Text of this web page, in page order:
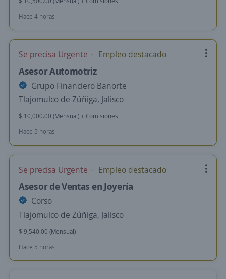
Hace 4 horas
Se precisa Urgente Empleo destacado
Asesor Automotriz
Grupo Financiero Banorte
Tlajomulco de Zúñiga, Jalisco
$ 10,000.00 (Mensual) + Comisiones
Hace 5 horas
Se precisa Urgente Empleo destacado
Asesor de Ventas en Joyería
Corso
Tlajomulco de Zúñiga, Jalisco
$ 9,540.00 (Mensual)
Hace 5 horas